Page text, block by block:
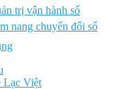
trị vận hành số
nang chuyển đổi số
Lạc Việt